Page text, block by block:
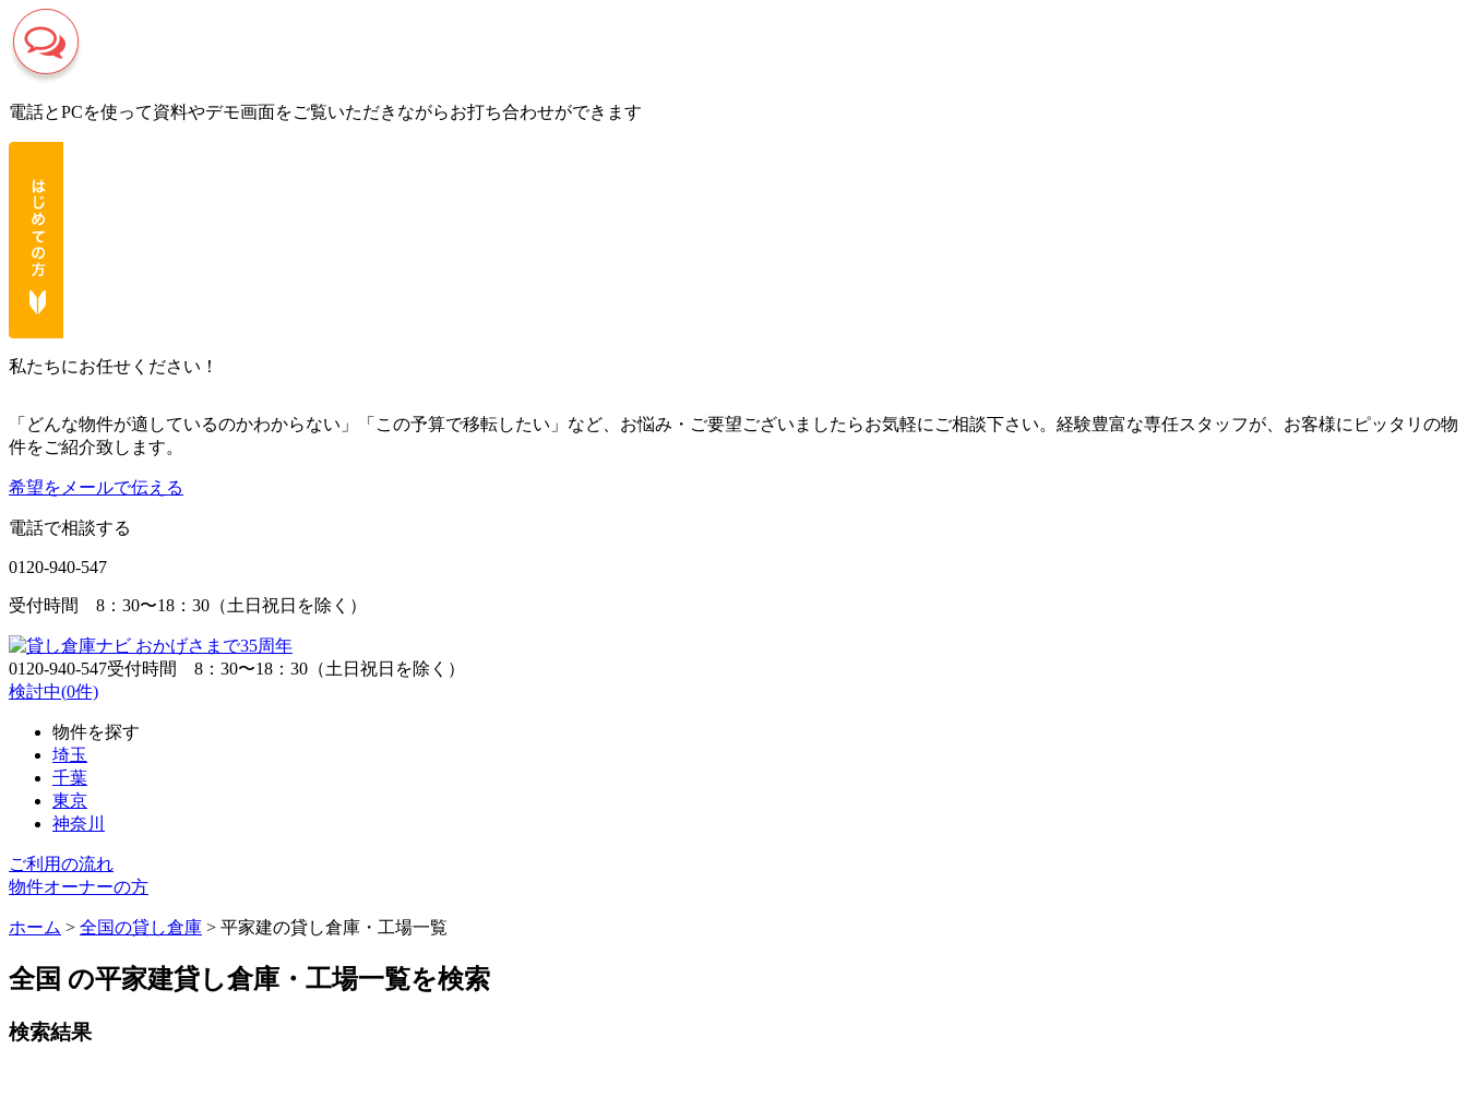
電話とPCを使って資料やデモ画面をご覧いただきながらお打ち合わせができます
私たちにお任せください！
「どんな物件が適しているのかわからない」「この予算で移転したい」など、お悩み・ご要望ございましたらお気軽にご相談下さい。経験豊富な専任スタッフが、お客様にピッタリの物
件をご紹介致します。
希望をメールで伝える
電話で相談する
0120-940-547
受付時間 8：30〜18：30（土日祝日を除く）
0120-940-547受付時間 8：30〜18：30（土日祝日を除く）
検討中(0件)
物件を探す
埼玉
千葉
東京
神奈川
ご利用の流れ
物件オーナーの方
ホーム > 全国の貸し倉庫 > 平家建の貸し倉庫・工場一覧
全国 の平家建貸し倉庫・工場一覧を検索
検索結果